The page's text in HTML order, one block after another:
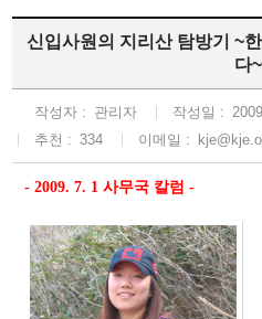
신입사원의 지리산 탐방기 ~
다~
작성자 : 관리자 작성일 :
추천 : 334 이메일 :
- 2009. 7. 1 사무국 칼럼 -